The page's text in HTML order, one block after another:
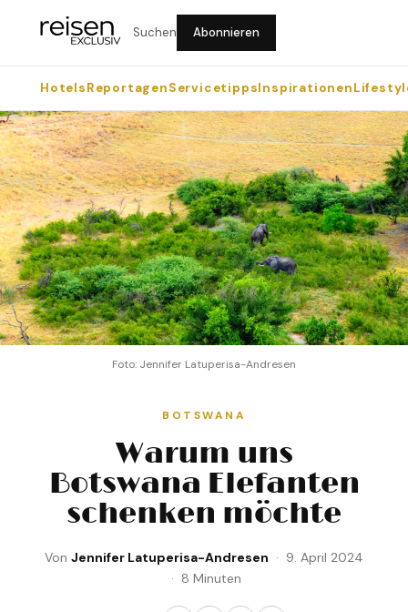
Suchen Abonnieren
HotelsReportagenServicetippsInspirationen
Foto: Jennifer Latuperisa-Andresen
BOTSWANA
Warum uns
Botswana Elefanten
schenken möchte
Von Jennifer Latuperisa-Andresen · 9. April 2024
· 8 Minuten